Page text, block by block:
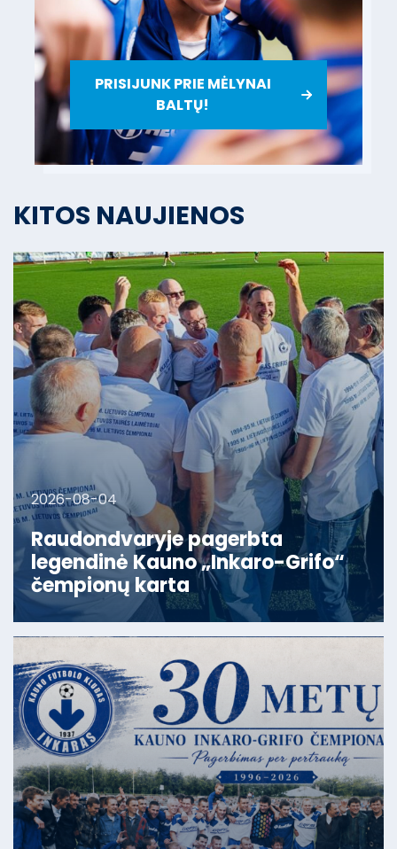
PRISIJUNK PRIE MĖLYNAI
BALTŲ!
KITOS NAUJIENOS
2026-08-04
Raudondvaryje pagerbta
legendinė Kauno „Inkaro-Grifo“
čempionų karta